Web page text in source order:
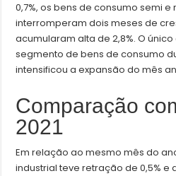
0,7%, os bens de consumo semi e
interromperam dois meses de
acumularam alta de 2,8%. O
segmento de bens de consumo
intensificou a expansão do mês
Comparação
2021
Em relação ao mesmo mês do
industrial teve retração de 0,5% e